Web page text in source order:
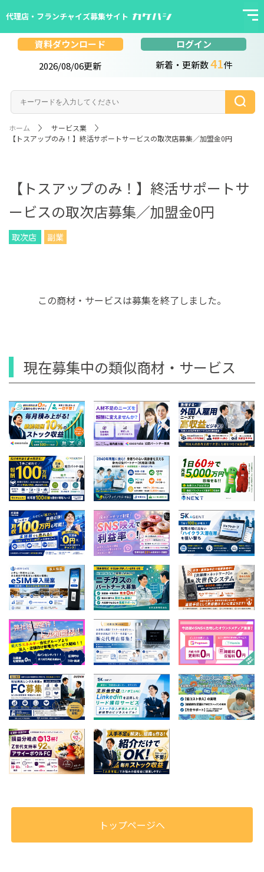
代理店・フランチャイズ募集サイト
資料ダウンロード
2026/08/06更新
ログイン
新着・更新数41件
ホーム
サービス業
【トスアップのみ！】終活サポートサービスの取次店募集／加盟金0円
【トスアップのみ！】終活サポートサ
ービスの取次店募集／加盟金0円
取次店 副業
この商材・サービスは募集を終了しました。
現在募集中の類似商材・サービス
トップページへ